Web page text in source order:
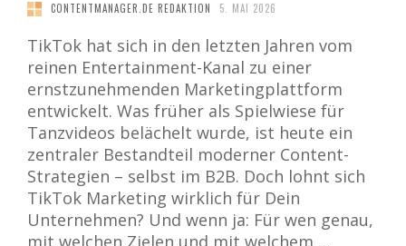
CONTENTMANAGER.DE REDAKTION 5. MAI 2026
TikTok hat sich in den letzten Jahren vom
reinen Entertainment-Kanal zu einer
ernstzunehmenden Marketingplattform
entwickelt. Was früher als Spielwiese für
Tanzvideos belächelt wurde, ist heute ein
zentraler Bestandteil moderner Content-
Strategien – selbst im B2B. Doch lohnt sich
TikTok Marketing wirklich für Dein
Unternehmen? Und wenn ja: Für wen genau,